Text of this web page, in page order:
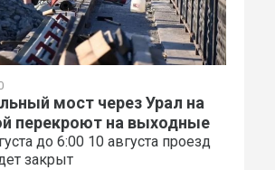
мост через Урал на
перекроют на выходные
до 6:00 10 августа проезд
закрыт